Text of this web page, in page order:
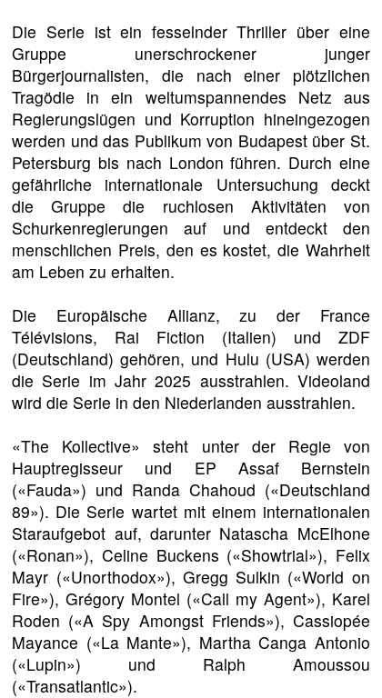
Die Serie ist ein fesselnder Thriller über eine
Gruppe unerschrockener junger
Bürgerjournalisten, die nach einer plötzlichen
Tragödie in ein weltumspannendes Netz aus
Regierungslügen und Korruption hineingezogen
werden und das Publikum von Budapest über St.
Petersburg bis nach London führen. Durch eine
gefährliche internationale Untersuchung deckt
die Gruppe die ruchlosen Aktivitäten von
Schurkenregierungen auf und entdeckt den
menschlichen Preis, den es kostet, die Wahrheit
am Leben zu erhalten.
Die Europäische Allianz, zu der France
Télévisions, Rai Fiction (Italien) und ZDF
(Deutschland) gehören, und Hulu (USA) werden
die Serie im Jahr 2025 ausstrahlen. Videoland
wird die Serie in den Niederlanden ausstrahlen.
«The Kollective» steht unter der Regie von
Hauptregisseur und EP Assaf Bernstein
(«Fauda») und Randa Chahoud («Deutschland
89»). Die Serie wartet mit einem internationalen
Staraufgebot auf, darunter Natascha McElhone
(«Ronan»), Celine Buckens («Showtrial»), Felix
Mayr («Unorthodox»), Gregg Sulkin («World on
Fire»), Grégory Montel («Call my Agent»), Karel
Roden («A Spy Amongst Friends»), Cassiopée
Mayance («La Mante»), Martha Canga Antonio
(«Lupin») und Ralph Amoussou
(«Transatlantic»).